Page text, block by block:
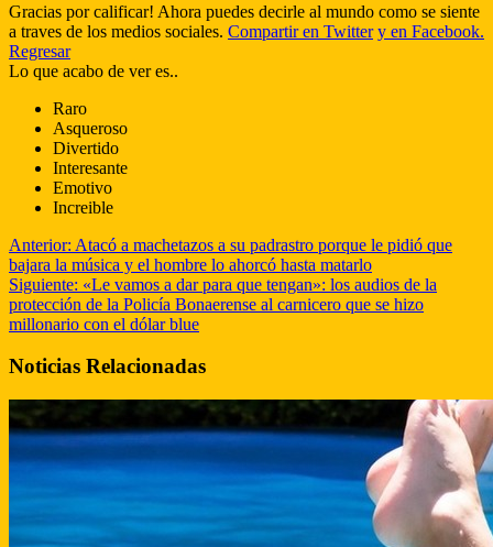
Gracias por calificar! Ahora puedes decirle al mundo como se siente
a traves de los medios sociales. Compartir en Twitter y en Facebook.
Regresar
Lo que acabo de ver es..
Raro
Asqueroso
Divertido
Interesante
Emotivo
Increible
Anterior: Atacó a machetazos a su padrastro porque le pidió que
bajara la música y el hombre lo ahorcó hasta matarlo
Siguiente: «Le vamos a dar para que tengan»: los audios de la
protección de la Policía Bonaerense al carnicero que se hizo
millonario con el dólar blue
Noticias Relacionadas